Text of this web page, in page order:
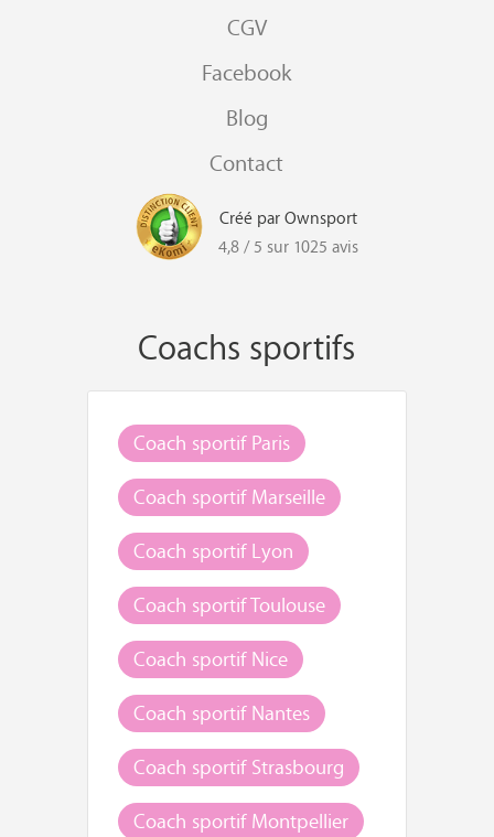
CGV
Facebook
Blog
Contact
Créé par Ownsport
4,8 / 5 sur 1025 avis
Coachs sportifs
Coach sportif Paris
Coach sportif Marseille
Coach sportif Lyon
Coach sportif Toulouse
Coach sportif Nice
Coach sportif Nantes
Coach sportif Strasbourg
Coach sportif Montpellier